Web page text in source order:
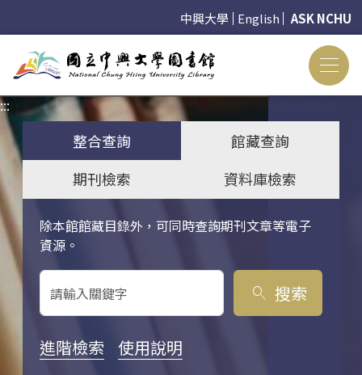
中興大學 English ASK NCHU
:::
整合查詢
館藏查詢
期刊檢索
資料庫檢索
除本館館藏目錄外，可同時查詢期刊文章等電子
資源。
關鍵字搜尋
search 搜索
進階檢索 使用說明